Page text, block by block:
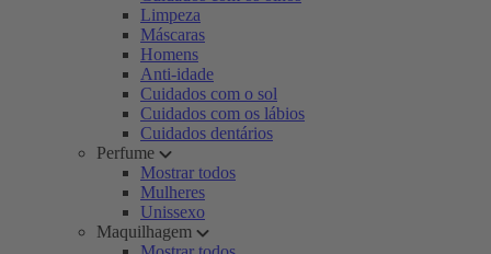
Limpeza
Máscaras
Homens
Anti-idade
Cuidados com o sol
Cuidados com os lábios
Cuidados dentários
Perfume
Mostrar todos
Mulheres
Unissexo
Maquilhagem